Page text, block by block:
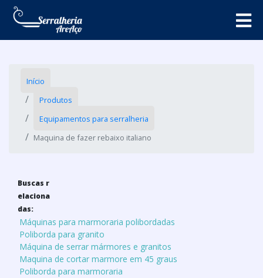
Início
Produtos
Equipamentos para serralheria
Maquina de fazer rebaixo italiano
Buscas r
elaciona
das:
Máquinas para marmoraria polibordadas
Poliborda para granito
Máquina de serrar mármores e granitos
Maquina de cortar marmore em 45 graus
Poliborda para marmoraria